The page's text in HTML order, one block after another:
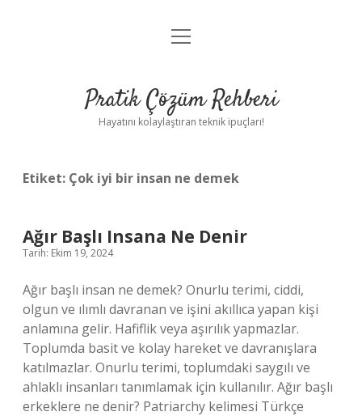
Anasayfa
Yasal Uyarı
menüyü
Pratik Çözüm Rehberi
Hayatını kolaylaştıran teknik ipuçları!
Etiket: Çok iyi bir insan ne demek
Ağır Başlı Insana Ne Denir
Tarih: Ekim 19, 2024
Ağır başlı insan ne demek? Onurlu terimi, ciddi,
olgun ve ılımlı davranan ve işini akıllıca yapan kişi
anlamına gelir. Hafiflik veya aşırılık yapmazlar.
Toplumda basit ve kolay hareket ve davranışlara
katılmazlar. Onurlu terimi, toplumdaki saygılı ve
ahlaklı insanları tanımlamak için kullanılır. Ağır başlı
erkeklere ne denir? Patriarchy kelimesi Türkçe